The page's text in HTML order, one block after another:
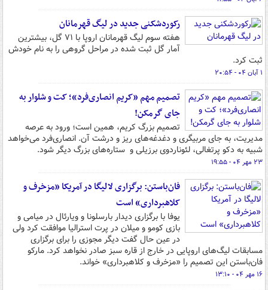
رکوردشکنی جدید در لیگ قهرمانان
هفته سوم لیگ قهرمانان اروپا با ۷۱ گل، بیشترین
آمار گل ثبت شده در مراحل گروهی را به نام خودش
ثبت کرد.
۱ آبان ۰۴ - ۲۰:۵۴
تصمیم مهم «کریم انصاری‌فرد»؛ کت و شلوار به
جای گرمکن!
تصمیم بزرگ کریم، همین است؛ ورود به عرصه
مدیریت، به جای مربیگری و دغدغه‌های ریز و درشت آن. انصاری‌فرد می‌خواهد
شبیه به دکو پرتغالی، لئوناردوی برزیلی و ستاره‌های بزرگ دیگر شود.
۲۳ مهر ۰۴ - ۱۹:۵۵
فان‌باستن: برگزاری لالیگا در آمریکا «مزخرف و
کلاهبرداری» است
یوفا با برگزاری دیدار بارسلونا و ویارئال در میامی و
بازی کومو و میلان در پرت استرالیا موافقت کرد ولی
در عین حال گفت دیگر مجوزی را برای برگزاری
مسابقات لیگ‌های اروپایی در خارج از قاره سبز صادر نخواهد کرد. مارکو
فان‌باستن این تصمیم را «مزخرف و کلاهبرداری» خواند.
۱۶ مهر ۰۴ - ۱۳:۱۰